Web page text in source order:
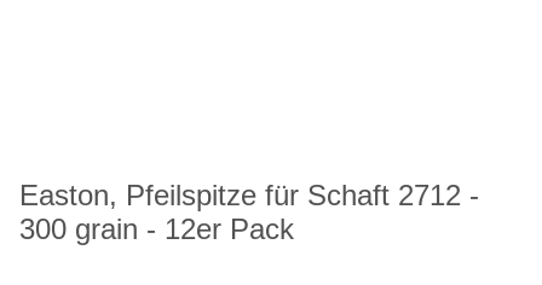
Easton, Pfeilspitze für Schaft 2712 -
300 grain - 12er Pack